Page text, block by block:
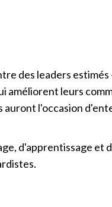
des leaders
améliorent leurs
l'occasion
d'apprentissage